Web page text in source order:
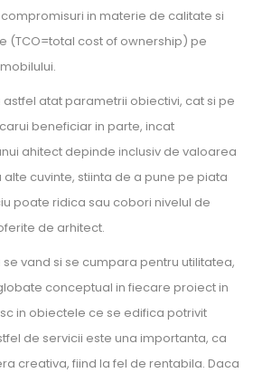
in materie de calitate si
(TCO=total cost of ownership) pe
atat parametrii obiectivi, cat si pe
beneficiar in parte, incat
ahitect depinde inclusiv de valoarea
cuvinte, stiinta de a pune pe piata
poate ridica sau cobori nivelul de
de arhitect.
vand si se cumpara pentru utilitatea,
conceptual in fiecare proiect in
in obiectele ce se edifica potrivit
de servicii este una importanta, ca
creativa, fiind la fel de rentabila. Daca